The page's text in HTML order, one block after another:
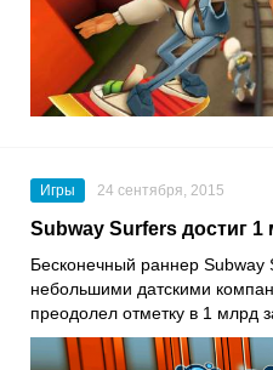
Игры 24 сентября, 2015
Subway Surfers достиг 1
Бесконечный раннер Subway
небольшими датскими
преодолел отметку в 1 млрд